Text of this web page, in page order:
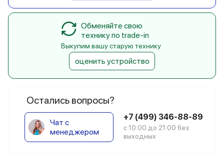
Остались вопросы?
Чат с
менеджером
+7 (499) 346-88-89
с 10:00 до 21:00 без
выходных
Обменяйте свою
технику по trade-in
Выкупим вашу старую технику
оценить устройство